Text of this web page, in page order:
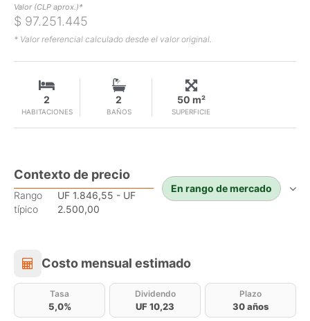
Valor (CLP aprox.)*
$ 97.251.445
* Valor referencial calculado desde el valor original.
HABITACIONES
2
BAÑOS
2
SUPERFICIE
50 m²
Contexto de precio
Rango
típico
UF 1.846,55 - UF
2.500,00
En rango de mercado
Costo mensual estimado
Costo mensual estimado
Tasa
5,0%
Dividendo
UF 10,23
Plazo
30 años